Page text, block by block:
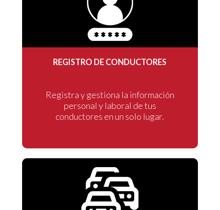
REGISTRO DE CONDUCTORES
Registra y gestiona la información
personal y laboral de tus
conductores en un solo lugar.